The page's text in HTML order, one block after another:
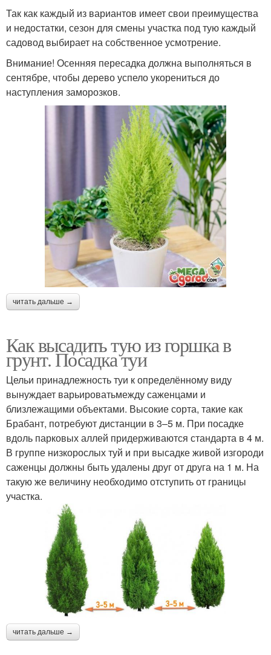
Так как каждый из вариантов имеет свои преимущества
и недостатки, сезон для смены участка под тую каждый
садовод выбирает на собственное усмотрение.
Внимание! Осенняя пересадка должна выполняться в
сентябре, чтобы дерево успело укорениться до
наступления заморозков.
читать дальше →
Как высадить тую из горшка в
грунт. Посадка туи
Цельи принадлежность туи к определённому виду
вынуждает варьироватьмежду саженцами и
близлежащими объектами. Высокие сорта, такие как
Брабант, потребуют дистанции в 3–5 м. При посадке
вдоль парковых аллей придерживаются стандарта в 4 м.
В группе низкорослых туй и при высадке живой изгороди
саженцы должны быть удалены друг от друга на 1 м. На
такую же величину необходимо отступить от границы
участка.
читать дальше →